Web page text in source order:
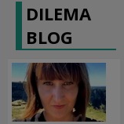
DILEMA
BLOG